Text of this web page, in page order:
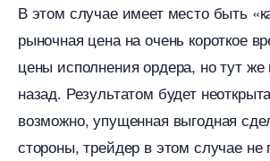
этом случае имеет место быть
рыночная цена на очень короткое
цены исполнения ордера, но тут же
назад. Результатом будет
озможно, упущенная выгодная
стороны, трейдер в этом случае не